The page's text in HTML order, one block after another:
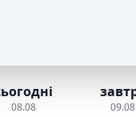
08.08 09.08